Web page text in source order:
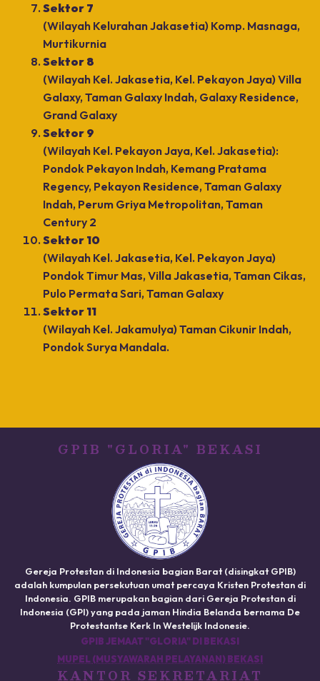
Sektor 7
(Wilayah Kelurahan Jakasetia) Komp. Masnaga,
Murtikurnia
Sektor 8
(Wilayah Kel. Jakasetia, Kel. Pekayon Jaya) Villa
Galaxy, Taman Galaxy Indah, Galaxy Residence,
Grand Galaxy
Sektor 9
(Wilayah Kel. Pekayon Jaya, Kel. Jakasetia):
Pondok Pekayon Indah, Kemang Pratama
Regency, Pekayon Residence, Taman Galaxy
Indah, Perum Griya Metropolitan, Taman
Century 2
Sektor 10
(Wilayah Kel. Jakasetia, Kel. Pekayon Jaya)
Pondok Timur Mas, Villa Jakasetia, Taman Cikas,
Pulo Permata Sari, Taman Galaxy
Sektor 11
(Wilayah Kel. Jakamulya) Taman Cikunir Indah,
Pondok Surya Mandala.
GPIB "GLORIA" BEKASI
Gereja Protestan di Indonesia bagian Barat (disingkat GPIB)
adalah kumpulan persekutuan umat percaya Kristen Protestan di
Indonesia. GPIB merupakan bagian dari Gereja Protestan di
Indonesia (GPI) yang pada jaman Hindia Belanda bernama De
Protestantse Kerk In Westelijk Indonesie.
GPIB JEMAAT "GLORIA" DI BEKASI
MUPEL (MUSYAWARAH PELAYANAN) BEKASI
KANTOR SEKRETARIAT